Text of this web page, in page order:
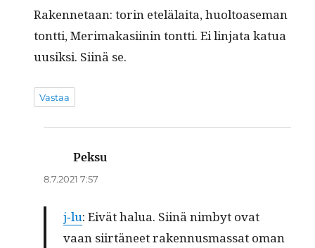
Raken­netaan: torin etelälai­ta, huoltoase­man
tont­ti, Mer­i­makasi­inin tont­ti. Ei lin­ja­ta kat­ua
uusik­si. Siinä se.
Vastaa
Peksu
8.7.2021 7:57
j‑lu: Eivät halua. Sii­nä nim­byt ovat
vaan siir­tä­neet raken­nus­mas­sat oman